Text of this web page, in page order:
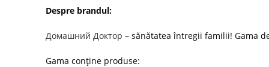
Despre brandul:
Домашний Доктор – sănătatea întregii familii! Gama
Gama conține produse: